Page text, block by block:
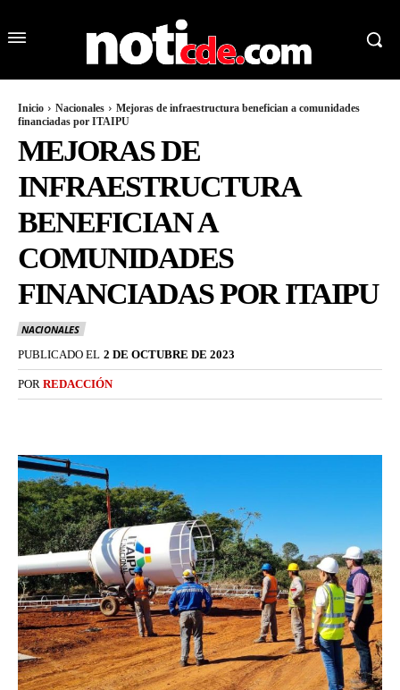
Inicio Nacionales
Mejoras de infraestructura benefician a comunidades
financiadas por ITAIPU
MEJORAS DE
INFRAESTRUCTURA
BENEFICIAN A
COMUNIDADES
FINANCIADAS POR ITAIPU
NACIONALES
PUBLICADO EL 2 DE OCTUBRE DE 2023
POR REDACCIÓN